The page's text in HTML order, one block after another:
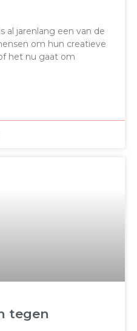
al jarenlang een van de
om hun creatieve
het nu gaat om
tegen